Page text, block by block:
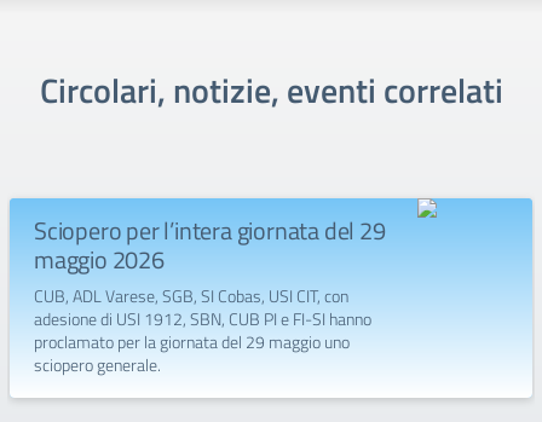
Circolari, notizie, eventi correlati
Sciopero per l’intera giornata del 29
maggio 2026
CUB, ADL Varese, SGB, SI Cobas, USI CIT, con
adesione di USI 1912, SBN, CUB PI e FI-SI hanno
proclamato per la giornata del 29 maggio uno
sciopero generale.